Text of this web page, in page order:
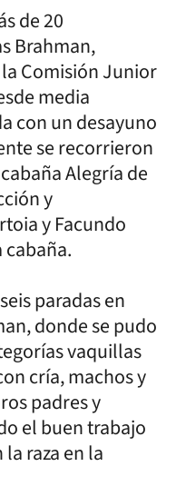
de 20
Brahman,
Comisión Junior
media
con un desayuno
se recorrieron
Alegría de
y
y Facundo
paradas en
donde se pudo
vaquillas
cría, machos y
padres y
el buen trabajo
raza en la